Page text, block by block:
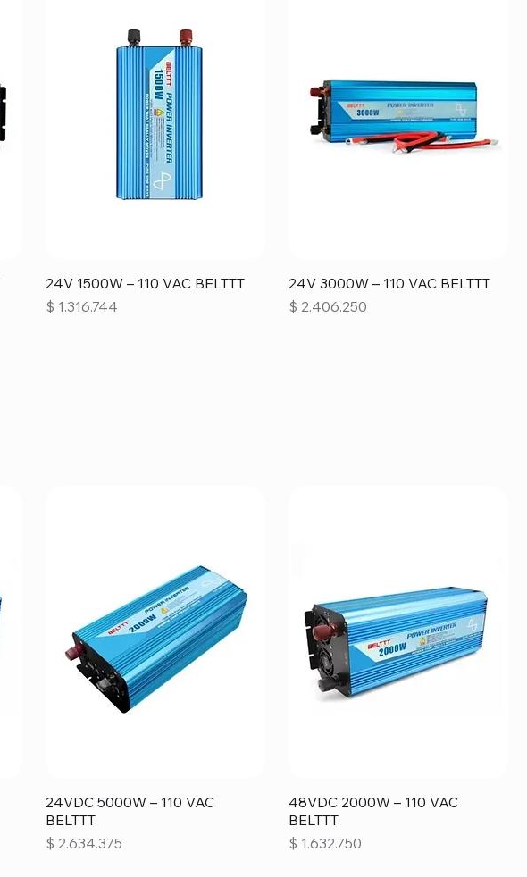
24V 1500W – 110 VAC BELTTT
Precio
$ 1.316.744
24V 3000W – 110 VAC BELTTT
Precio
$ 2.406.250
24VDC 5000W – 110 VAC
BELTTT
Precio
$ 2.634.375
48VDC 2000W – 110 VAC
BELTTT
Precio
$ 1.632.750